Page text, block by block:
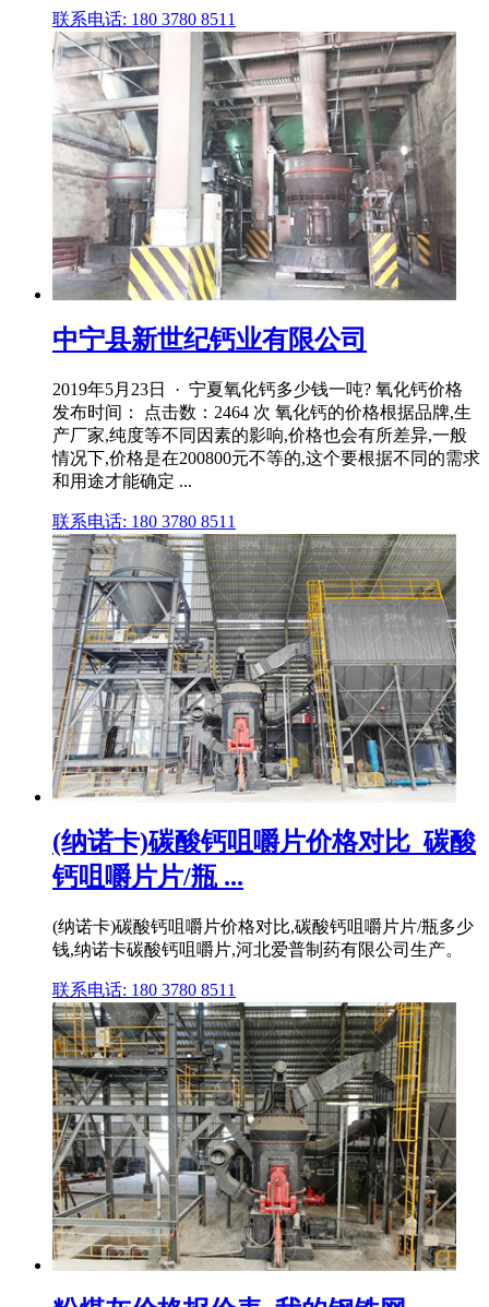
联系电话: 180 3780 8511
中宁县新世纪钙业有限公司
2019年5月23日 · 宁夏氧化钙多少钱一吨? 氧化钙价格
发布时间： 点击数：2464 次 氧化钙的价格根据品牌,生
产厂家,纯度等不同因素的影响,价格也会有所差异,一般
情况下,价格是在200800元不等的,这个要根据不同的需求
和用途才能确定 ...
联系电话: 180 3780 8511
(纳诺卡)碳酸钙咀嚼片价格对比_碳酸
钙咀嚼片片/瓶 ...
(纳诺卡)碳酸钙咀嚼片价格对比,碳酸钙咀嚼片片/瓶多少
钱,纳诺卡碳酸钙咀嚼片,河北爱普制药有限公司生产。
联系电话: 180 3780 8511